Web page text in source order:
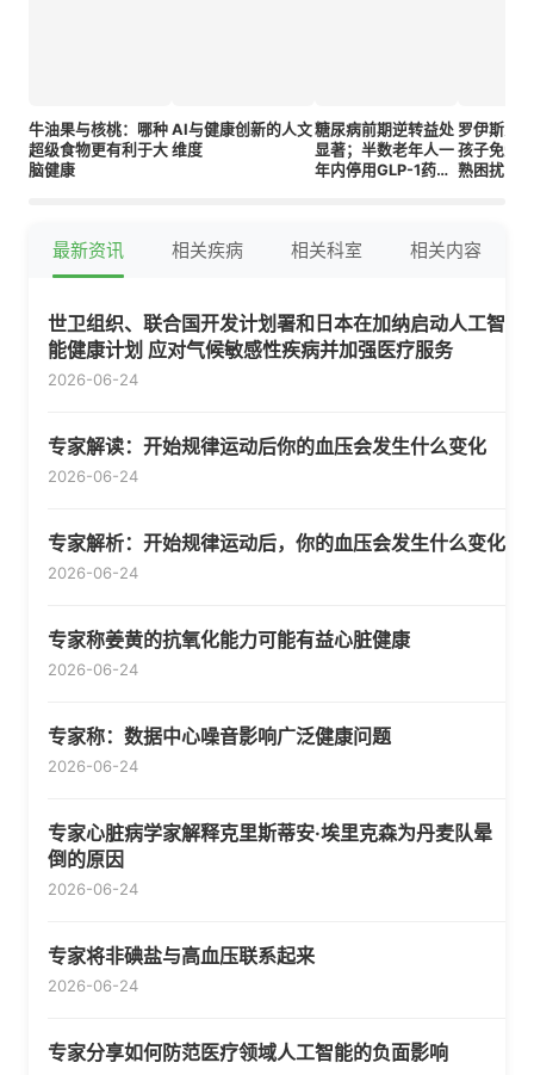
牛油果与核桃：哪种
超级食物更有利于大
脑健康
AI与健康创新的人文
维度
糖尿病前期逆转益处
显著；半数老年人一
年内停用GLP-1药
罗伊斯恩
孩子免受
熟困扰；
最新资讯 相关疾病 相关科室 相关内容
世卫组织、联合国开发计划署和日本在加纳启动人工智
能健康计划 应对气候敏感性疾病并加强医疗服务
2026-06-24
专家解读：开始规律运动后你的血压会发生什么变化
2026-06-24
专家解析：开始规律运动后，你的血压会发生什么变化
2026-06-24
专家称姜黄的抗氧化能力可能有益心脏健康
2026-06-24
专家称：数据中心噪音影响广泛健康问题
2026-06-24
专家心脏病学家解释克里斯蒂安·埃里克森为丹麦队晕
倒的原因
2026-06-24
专家将非碘盐与高血压联系起来
2026-06-24
专家分享如何防范医疗领域人工智能的负面影响